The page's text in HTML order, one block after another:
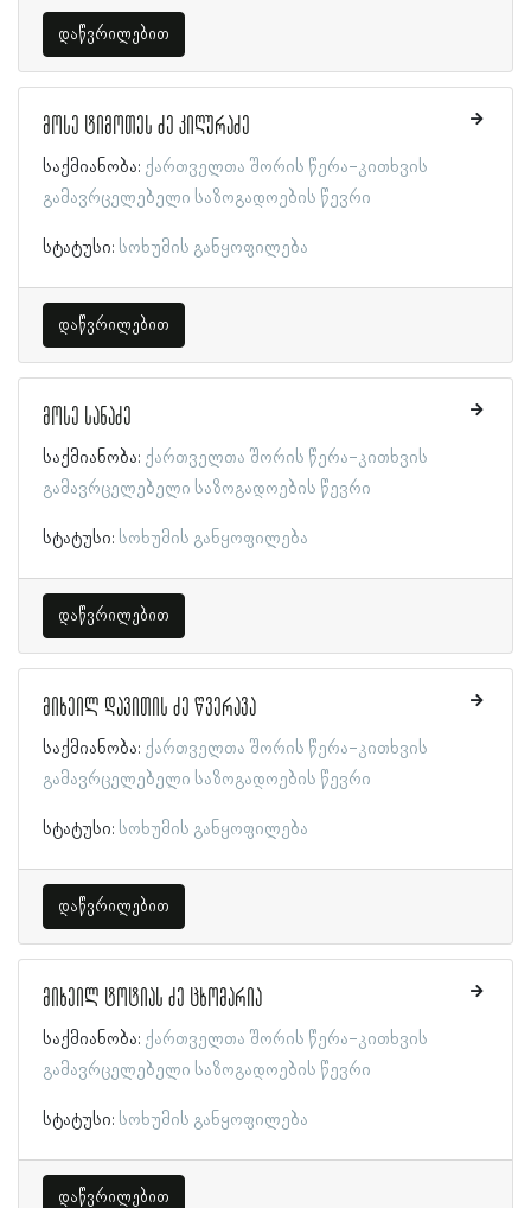
დაწვრილებით
მოსე ტიმოთეს ძე კიღურაძე
საქმიანობა: ქართველთა შორის წერა-კითხვის
გამავრცელებელი საზოგადოების წევრი
სტატუსი: სოხუმის განყოფილება
დაწვრილებით
მოსე სანაძე
საქმიანობა: ქართველთა შორის წერა-კითხვის
გამავრცელებელი საზოგადოების წევრი
სტატუსი: სოხუმის განყოფილება
დაწვრილებით
მიხეილ დავითის ძე წვერავა
საქმიანობა: ქართველთა შორის წერა-კითხვის
გამავრცელებელი საზოგადოების წევრი
სტატუსი: სოხუმის განყოფილება
დაწვრილებით
მიხეილ ტოტიას ძე ცხომარია
საქმიანობა: ქართველთა შორის წერა-კითხვის
გამავრცელებელი საზოგადოების წევრი
სტატუსი: სოხუმის განყოფილება
დაწვრილებით